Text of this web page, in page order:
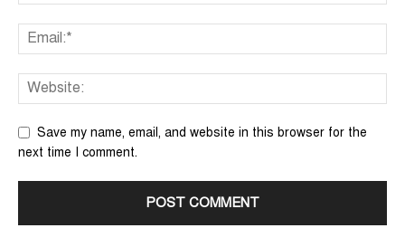
Save my name, email, and website in this browser for the
next time I comment.